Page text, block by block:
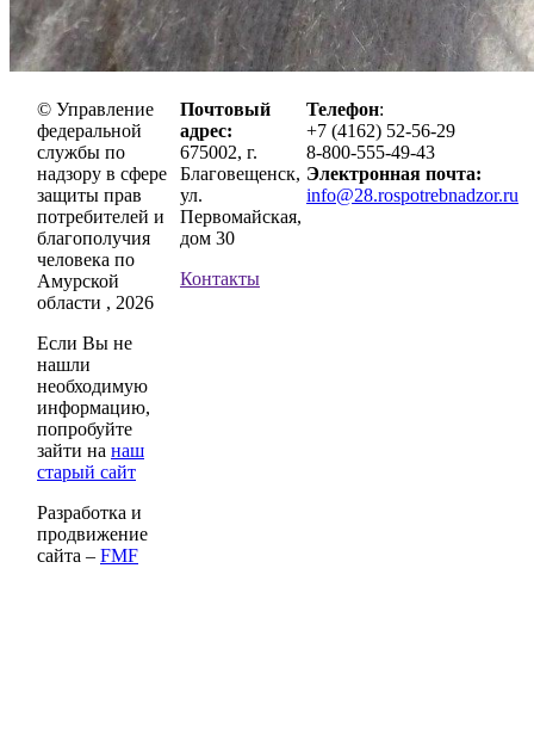
© Управление
федеральной
службы по
надзору в сфере
защиты прав
потребителей и
благополучия
человека по
Амурской
области , 2026
Если Вы не
нашли
необходимую
информацию,
попробуйте
зайти на наш
старый сайт
Разработка и
продвижение
сайта – FMF
Почтовый
адрес:
675002, г.
Благовещенск,
ул.
Первомайская,
дом 30
Контакты
Телефон:
+7 (4162) 52-56-29
8-800-555-49-43
Электронная почта:
info@28.rospotrebnadzor.ru